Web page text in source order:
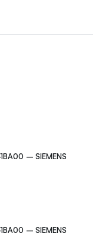
– SIEMENS
– SIEMENS